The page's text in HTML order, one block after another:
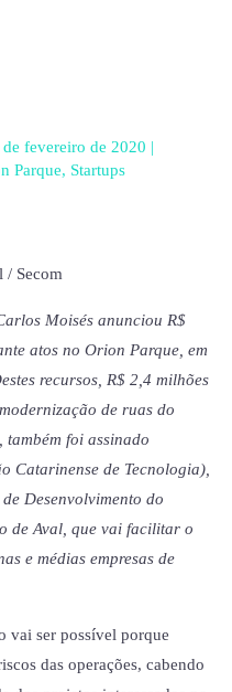
de fevereiro de 2020 |
Parque, Startups
/ Secom
Moisés anunciou R$
atos no Orion Parque, em
recursos, R$ 2,4 milhões
de ruas do
foi assinado
Catarinense de Tecnologia),
Desenvolvimento do
de Aval, que vai facilitar o
e médias empresas de
vai ser possível porque
das operações, cabendo